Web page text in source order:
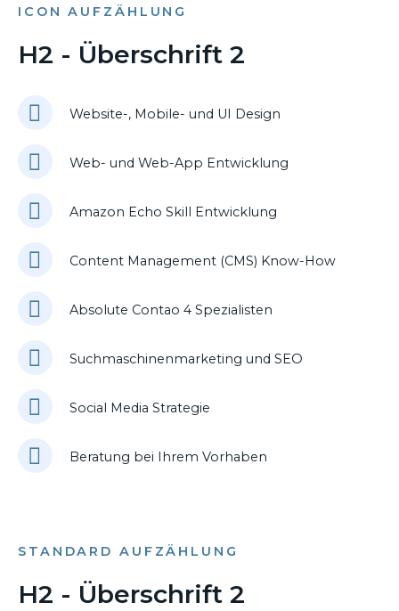
ICON AUFZÄHLUNG
H2 - Überschrift 2
Website-, Mobile- und UI Design
Web- und Web-App Entwicklung
Amazon Echo Skill Entwicklung
Content Management (CMS) Know-How
Absolute Contao 4 Spezialisten
Suchmaschinenmarketing und SEO
Social Media Strategie
Beratung bei Ihrem Vorhaben
STANDARD AUFZÄHLUNG
H2 - Überschrift 2